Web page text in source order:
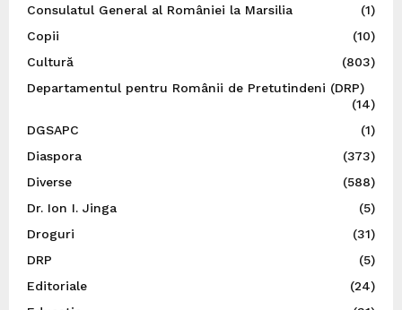
Consulatul General al României la Marsilia
(1)
Copii
(10)
Cultură
(803)
Departamentul pentru Românii de Pretutindeni (DRP)
(14)
DGSAPC
(1)
Diaspora
(373)
Diverse
(588)
Dr. Ion I. Jinga
(5)
Droguri
(31)
DRP
(5)
Editoriale
(24)